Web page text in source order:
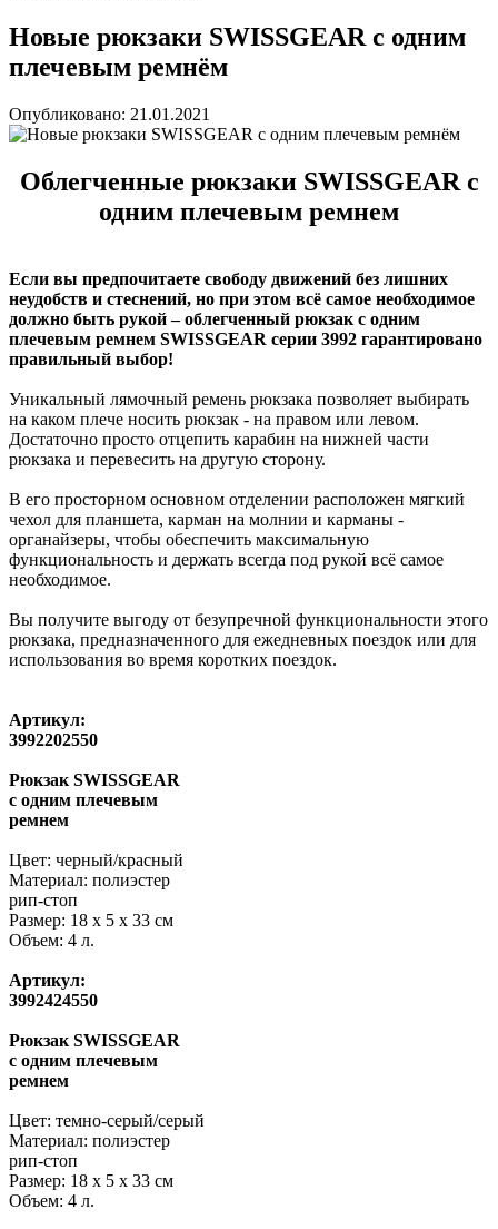
Новые рюкзаки SWISSGEAR с одним
плечевым ремнём
Опубликовано: 21.01.2021
Облегченные рюкзаки SWISSGEAR с
одним плечевым ремнем
Если вы предпочитаете свободу движений без лишних
неудобств и стеснений, но при этом всё самое необходимое
должно быть рукой – облегченный рюкзак с одним
плечевым ремнем SWISSGEAR серии 3992 гарантировано
правильный выбор!
Уникальный лямочный ремень рюкзака позволяет выбирать
на каком плече носить рюкзак - на правом или левом.
Достаточно просто отцепить карабин на нижней части
рюкзака и перевесить на другую сторону.
В его просторном основном отделении расположен мягкий
чехол для планшета, карман на молнии и карманы -
органайзеры, чтобы обеспечить максимальную
функциональность и держать всегда под рукой всё самое
необходимое.
Вы получите выгоду от безупречной функциональности этого
рюкзака, предназначенного для ежедневных поездок или для
использования во время коротких поездок.
Артикул:
3992202550
Рюкзак SWISSGEAR
с одним плечевым
ремнем
Цвет: черный/красный
Материал: полиэстер
рип-стоп
Размер: 18 x 5 x 33 см
Объем: 4 л.
Артикул:
3992424550
Рюкзак SWISSGEAR
с одним плечевым
ремнем
Цвет: темно-серый/серый
Материал: полиэстер
рип-стоп
Размер: 18 x 5 x 33 см
Объем: 4 л.